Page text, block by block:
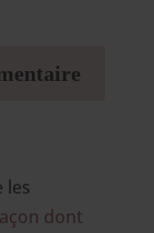
les
dont